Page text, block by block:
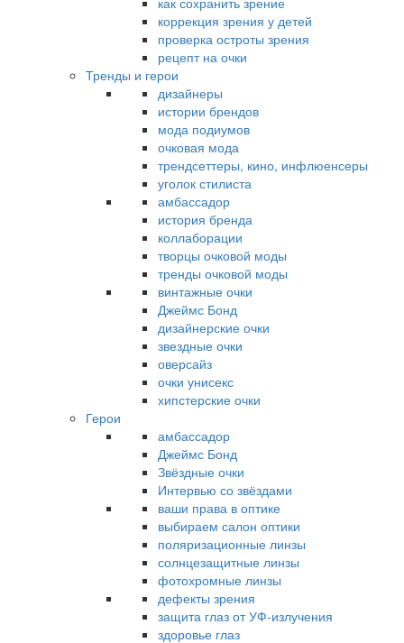
коррекция зрения у детей
проверка остроты зрения
рецепт на очки
Тренды и герои
дизайнеры
истории брендов
мода подиумов
очковая мода
трендсеттеры, кино, инфлюенсеры
уголок стилиста
амбассадор
история бренда
коллаборации
творцы очковой моды
тренды очковой моды
винтажные очки
Джеймс Бонд
дизайнерские очки
звездные очки
оверсайз
очки унисекс
хипстерские очки
Герои
амбассадор
Джеймс Бонд
Звёздные очки
Интервью со звёздами
ваши права в оптике
выбираем салон оптики
поляризационные линзы
солнцезащитные линзы
фотохромные линзы
дефекты зрения
защита глаз от УФ-излучения
здоровье глаз